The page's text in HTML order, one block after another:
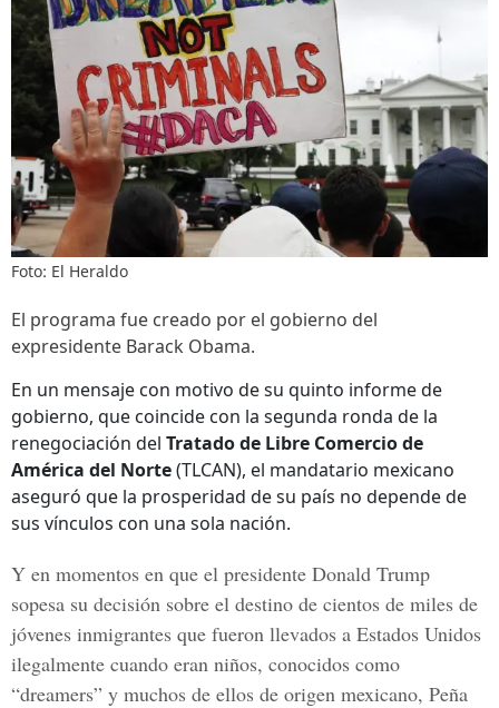
Foto: El Heraldo
El programa fue creado por el gobierno del
expresidente Barack Obama.
En un mensaje con motivo de su quinto informe de
gobierno, que coincide con la segunda ronda de la
renegociación del Tratado de Libre Comercio de
América del Norte(TLCAN), el mandatario mexicano
aseguró que la prosperidad de su país no depende de
sus vínculos con una sola nación.
Y en momentos en que el presidente Donald Trump
sopesa su decisión sobre el destino de cientos de miles de
jóvenes inmigrantes que fueron llevados a Estados Unidos
ilegalmente cuando eran niños, conocidos como
“dreamers” y muchos de ellos de origen mexicano, Peña